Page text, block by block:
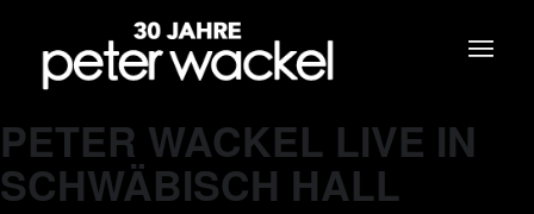
PETER WACKEL LIVE IN
SCHWÄBISCH HALL